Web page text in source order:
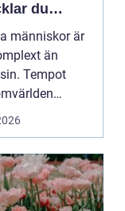
du
som håller i
människor är
än
Tempot
snabbt och